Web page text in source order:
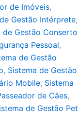
de Imóveis,
Gestão Intérprete,
de Gestão Conserto
Pessoal,
de Gestão
, Sistema de Gestão
Mobile, Sistema
de Cães,
de Gestão Pet